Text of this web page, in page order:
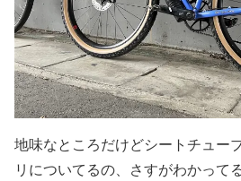
地味なところだけどシートチュー
リについてるの、さすがわかって